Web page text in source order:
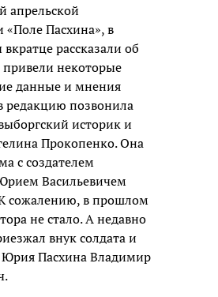
апрельской
Пасхина», в
рассказали об
некоторые
данные и мнения
редакцию позвонила
историк и
Прокопенко. Она
с создателем
Васильевичем
сожалению, в прошлом
не стало. А недавно
внук солдата и
Пасхина Владимир